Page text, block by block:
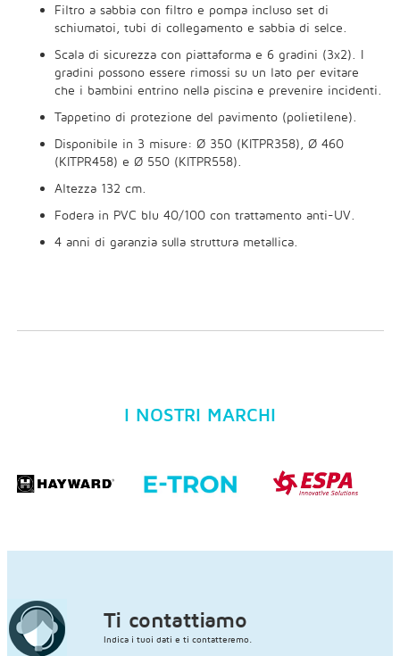
Filtro a sabbia con filtro e pompa incluso set di
schiumatoi, tubi di collegamento e sabbia di selce.
Scala di sicurezza con piattaforma e 6 gradini (3x2). I
gradini possono essere rimossi su un lato per evitare
che i bambini entrino nella piscina e prevenire incidenti.
Tappetino di protezione del pavimento (polietilene).
Disponibile in 3 misure: Ø 350 (KITPR358), Ø 460
(KITPR458) e Ø 550 (KITPR558).
Altezza 132 cm.
Fodera in PVC blu 40/100 con trattamento anti-UV.
4 anni di garanzia sulla struttura metallica.
I NOSTRI MARCHI
Ti contattiamo
Indica i tuoi dati e ti contatteremo.